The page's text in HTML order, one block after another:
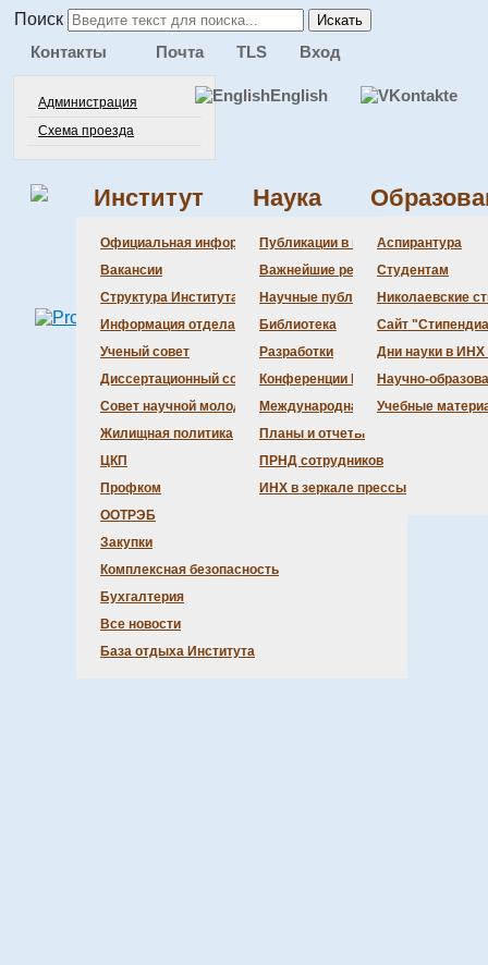
Поиск Искать
Контакты
Администрация
Схема проезда
Почта TLS Вход
English
Институт
Официальная информация
Бланки
История
Локальные
Вакансии
Структура Института
Информация отдела кадров
Ученый совет
Состав
Повестка
Информация
Диссертационный совет
Состав
Даты защит
Шифры
Совет научной молодежи
Состав СНМ
Жилищная политика
ЦКП
Профком
ООТРЭБ
Закупки
Комплексная безопасность
Бухгалтерия
Все новости
Новости
Награды
База отдыха Института
Наука
Публикации в ведущих журналах
Важнейшие результаты
Научные публикации сотрудников
Библиотека
Разработки
Конференции Института
Международная деятельность
Планы и отчеты
ПРНД сотрудников
ИНХ в зеркале прессы
Аспирантура
Студентам
Николаевские
Сайт
Дни науки в
Научно-
Учебные